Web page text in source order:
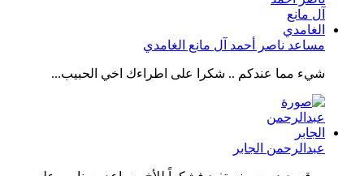
مساعد ناصر أحمد آل مانع الغامدي
شيء مما عندكم .. شكرا على اطراءك اخي الحبيب...
عبدالرحمن الجابر